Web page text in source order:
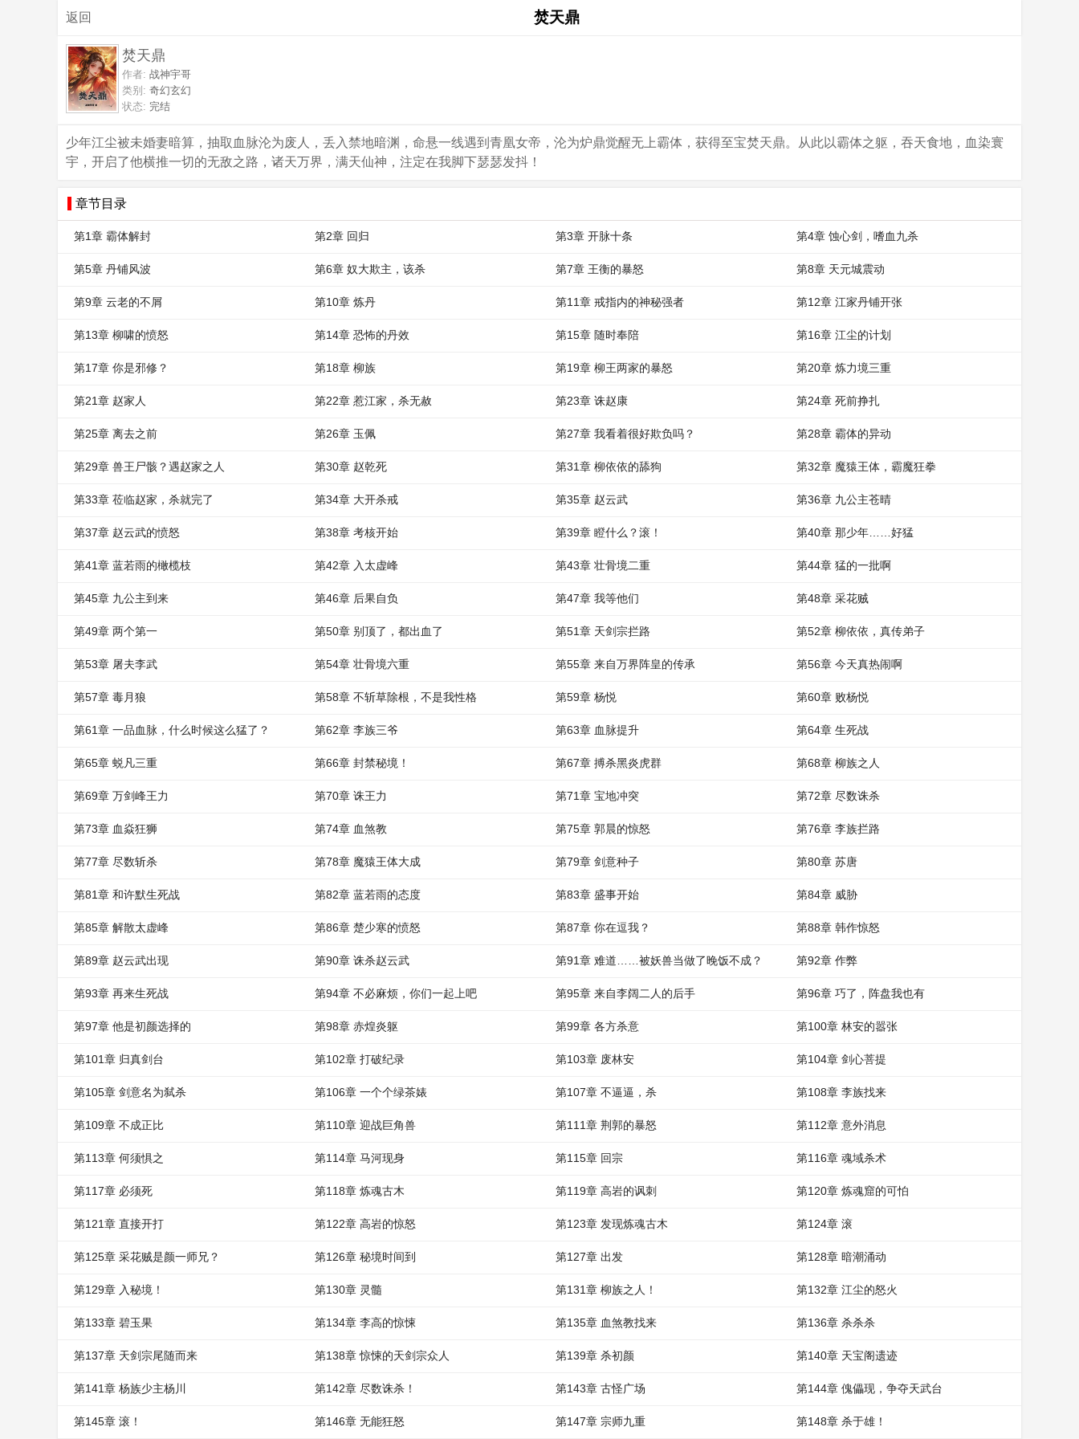
返回 焚天鼎
焚天鼎
作者: 战神宇哥
类别: 奇幻玄幻
状态: 完结
少年江尘被未婚妻暗算，抽取血脉沦为废人，丢入禁地暗渊，命悬一线遇到青凰女帝，沦为炉鼎觉醒无上霸体，获得至宝焚天鼎。从此以霸体之躯，吞天食地，血染寰
宇，开启了他横推一切的无敌之路，诸天万界，满天仙神，注定在我脚下瑟瑟发抖！
章节目录
第1章 霸体解封 第2章 回归 第3章 开脉十条 第4章 蚀心剑，嗜血九杀
第5章 丹铺风波 第6章 奴大欺主，该杀 第7章 王衡的暴怒 第8章 天元城震动
第9章 云老的不屑 第10章 炼丹 第11章 戒指内的神秘强者 第12章 江家丹铺开张
第13章 柳啸的愤怒 第14章 恐怖的丹效 第15章 随时奉陪 第16章 江尘的计划
第17章 你是邪修？ 第18章 柳族 第19章 柳王两家的暴怒 第20章 炼力境三重
第21章 赵家人 第22章 惹江家，杀无赦 第23章 诛赵康 第24章 死前挣扎
第25章 离去之前 第26章 玉佩 第27章 我看着很好欺负吗？ 第28章 霸体的异动
第29章 兽王尸骸？遇赵家之人 第30章 赵乾死 第31章 柳依依的舔狗 第32章 魔猿王体，霸魔狂拳
第33章 莅临赵家，杀就完了 第34章 大开杀戒 第35章 赵云武 第36章 九公主苍晴
第37章 赵云武的愤怒 第38章 考核开始 第39章 瞪什么？滚！ 第40章 那少年……好猛
第41章 蓝若雨的橄榄枝 第42章 入太虚峰 第43章 壮骨境二重 第44章 猛的一批啊
第45章 九公主到来 第46章 后果自负 第47章 我等他们 第48章 采花贼
第49章 两个第一 第50章 别顶了，都出血了 第51章 天剑宗拦路 第52章 柳依依，真传弟子
第53章 屠夫李武 第54章 壮骨境六重 第55章 来自万界阵皇的传承 第56章 今天真热闹啊
第57章 毒月狼 第58章 不斩草除根，不是我性格 第59章 杨悦 第60章 败杨悦
第61章 一品血脉，什么时候这么猛了？ 第62章 李族三爷 第63章 血脉提升 第64章 生死战
第65章 蜕凡三重 第66章 封禁秘境！ 第67章 搏杀黑炎虎群 第68章 柳族之人
第69章 万剑峰王力 第70章 诛王力 第71章 宝地冲突 第72章 尽数诛杀
第73章 血焱狂狮 第74章 血煞教 第75章 郭晨的惊怒 第76章 李族拦路
第77章 尽数斩杀 第78章 魔猿王体大成 第79章 剑意种子 第80章 苏唐
第81章 和许默生死战 第82章 蓝若雨的态度 第83章 盛事开始 第84章 威胁
第85章 解散太虚峰 第86章 楚少寒的愤怒 第87章 你在逗我？ 第88章 韩作惊怒
第89章 赵云武出现 第90章 诛杀赵云武 第91章 难道……被妖兽当做了晚饭不成？ 第92章 作弊
第93章 再来生死战 第94章 不必麻烦，你们一起上吧 第95章 来自李阔二人的后手 第96章 巧了，阵盘我也有
第97章 他是初颜选择的 第98章 赤煌炎躯 第99章 各方杀意 第100章 林安的嚣张
第101章 归真剑台 第102章 打破纪录 第103章 废林安 第104章 剑心菩提
第105章 剑意名为弑杀 第106章 一个个绿茶婊 第107章 不逼逼，杀 第108章 李族找来
第109章 不成正比 第110章 迎战巨角兽 第111章 荆郭的暴怒 第112章 意外消息
第113章 何须惧之 第114章 马河现身 第115章 回宗 第116章 魂域杀术
第117章 必须死 第118章 炼魂古木 第119章 高岩的讽刺 第120章 炼魂窟的可怕
第121章 直接开打 第122章 高岩的惊怒 第123章 发现炼魂古木 第124章 滚
第125章 采花贼是颜一师兄？ 第126章 秘境时间到 第127章 出发 第128章 暗潮涌动
第129章 入秘境！ 第130章 灵髓 第131章 柳族之人！ 第132章 江尘的怒火
第133章 碧玉果 第134章 李高的惊悚 第135章 血煞教找来 第136章 杀杀杀
第137章 天剑宗尾随而来 第138章 惊悚的天剑宗众人 第139章 杀初颜 第140章 天宝阁遗迹
第141章 杨族少主杨川 第142章 尽数诛杀！ 第143章 古怪广场 第144章 傀儡现，争夺天武台
第145章 滚！ 第146章 无能狂怒 第147章 宗师九重 第148章 杀于雄！